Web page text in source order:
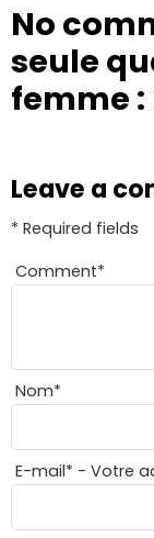
No
seule
femme :
Leave a
* Required fields
Comment*
Nom*
E-mail* - Votre